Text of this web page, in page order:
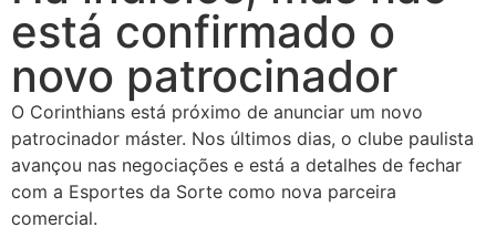
está confirmado o
novo patrocinador
O Corinthians está próximo de anunciar um novo
patrocinador máster. Nos últimos dias, o clube paulista
avançou nas negociações e está a detalhes de fechar
com a Esportes da Sorte como nova parceira
comercial.